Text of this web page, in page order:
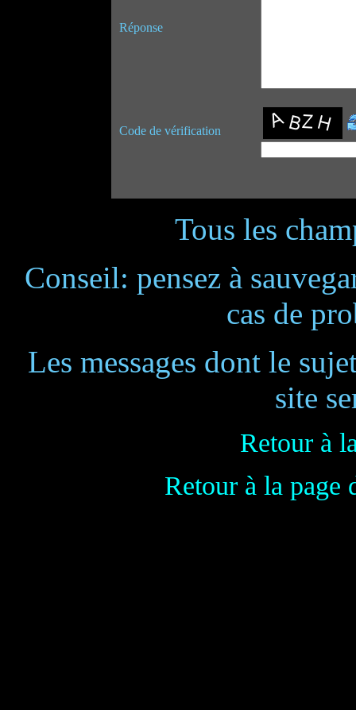
Réponse
Code de vérification
Tous les
Conseil: pensez à
cas de
Les messages dont le
site
Retour à
Retour à la page